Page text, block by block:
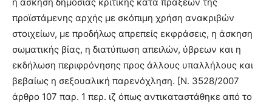
η άσκηση δημόσιας κριτικής κατά πράξεων της
προϊστάμενης αρχής με σκόπιμη χρήση ανακριβών
στοιχείων, με προδήλως απρεπείς εκφράσεις, η άσκηση
σωματικής βίας, η διατύπωση απειλών, ύβρεων και η
εκδήλωση περιφρόνησης προς άλλους υπαλλήλους και
βεβαίως η σεξουαλική παρενόχληση. [Ν. 3528/2007
άρθρο 107 παρ. 1 περ. ιζ όπως αντικαταστάθηκε από το